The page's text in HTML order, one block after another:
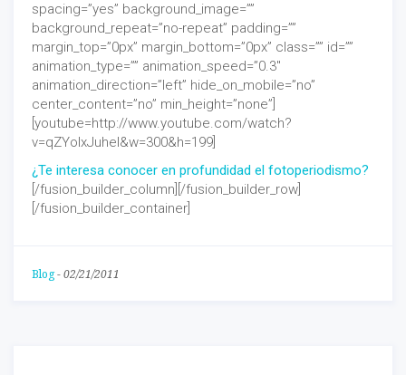
spacing=”yes” background_image=””
background_repeat=”no-repeat” padding=””
margin_top=”0px” margin_bottom=”0px” class=”” id=””
animation_type=”” animation_speed=”0.3″
animation_direction=”left” hide_on_mobile=”no”
center_content=”no” min_height=”none”]
[youtube=http://www.youtube.com/watch?
v=qZYolxJuheI&w=300&h=199]
¿Te interesa conocer en profundidad el fotoperiodismo?
[/fusion_builder_column][/fusion_builder_row]
[/fusion_builder_container]
Blog- 02/21/2011